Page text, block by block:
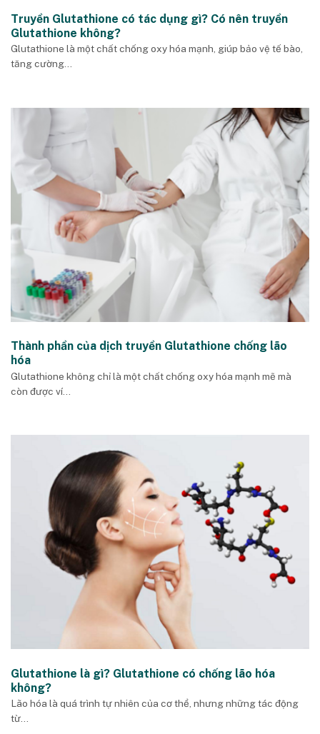
Truyền Glutathione có tác dụng gì? Có nên truyền
Glutathione không?
Glutathione là một chất chống oxy hóa mạnh, giúp bảo vệ tế bào,
tăng cường...
Thành phần của dịch truyền Glutathione chống lão
hóa
Glutathione không chỉ là một chất chống oxy hóa mạnh mẽ mà
còn được ví...
Glutathione là gì? Glutathione có chống lão hóa
không?
Lão hóa là quá trình tự nhiên của cơ thể, nhưng những tác động
từ...